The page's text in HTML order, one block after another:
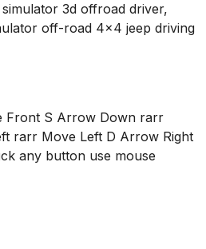
3d offroad driver,
off-road 4x4 jeep driving
Front S Arrow Down rarr
rarr Move Left D Arrow Right
any button use mouse